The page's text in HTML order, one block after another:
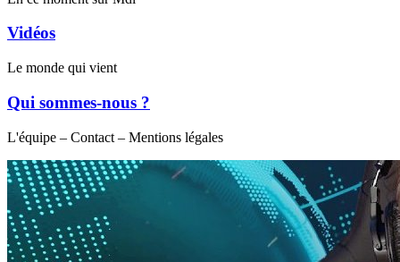
Vidéos
Le monde qui vient
Qui sommes-nous ?
L'équipe – Contact – Mentions légales